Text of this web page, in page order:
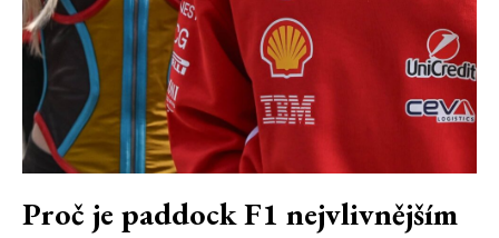
Proč je paddock F1 nejvlivnějším